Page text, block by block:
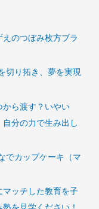
のつぼみ枚方ブラ
切り拓き、夢を実現
から渡す？いやい
分の力で生み出し
でカップケーキ（マ
ッチした教育を子